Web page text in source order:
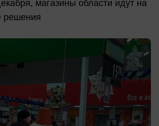
магазины области идут на
решения